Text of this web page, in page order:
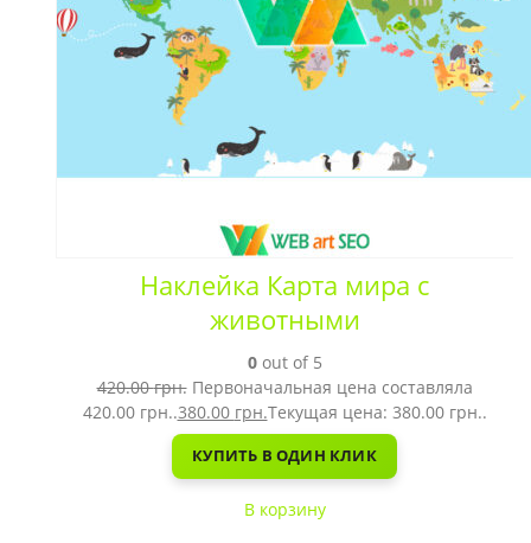
Наклейка Карта мира с
животными
0out of 5
420.00грн. Первоначальная цена составляла
420.00 грн..380.00 грн.Текущая цена: 380.00 грн..
КУПИТЬ В ОДИН КЛИК
В корзину